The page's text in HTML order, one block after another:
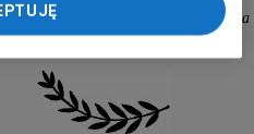
Powiatowych i Miejskich
w stopce serwisu i
zaawansowane”.
możliwa jest także za
S.A. możemy